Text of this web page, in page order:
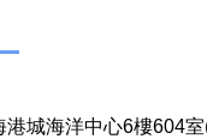
港城海洋中心6樓604